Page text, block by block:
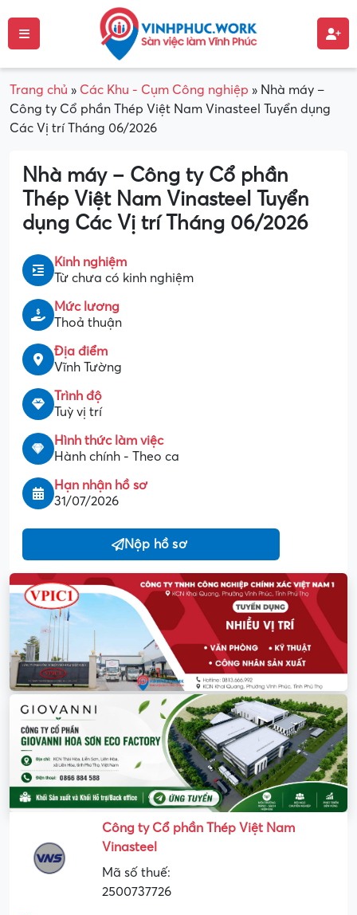
Trang chủ » Các Khu - Cụm Công nghiệp » Nhà máy –
Công ty Cổ phần Thép Việt Nam Vinasteel Tuyển dụng
Các Vị trí Tháng 06/2026
Nhà máy – Công ty Cổ phần
Thép Việt Nam Vinasteel Tuyển
dụng Các Vị trí Tháng 06/2026
Kinh nghiệm
Từ chưa có kinh nghiệm
Mức lương
Thoả thuận
Địa điểm
Vĩnh Tường
Trình độ
Tuỳ vị trí
Hình thức làm việc
Hành chính - Theo ca
Hạn nhận hồ sơ
31/07/2026
Nộp hồ sơ
Công ty Cổ phần Thép Việt Nam
Vinasteel
Mã số thuế:
2500737726